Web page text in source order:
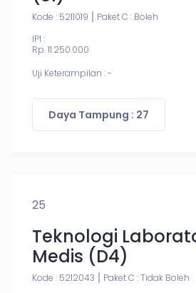
Kode : 5211019
Paket C : Boleh
IPI :
Rp. 11.250.000
Uji Keterampilan : -
Daya Tampung : 27
25
Teknologi
Medis (D4)
Kode : 5212043
Paket C : Tidak Boleh